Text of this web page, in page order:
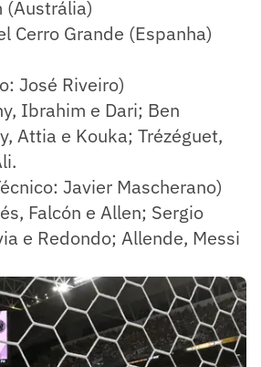
(Austrália)
Cerro Grande (Espanha)
José Riveiro)
Ibrahim e Dari; Ben
Attia e Kouka; Trézéguet,
Javier Mascherano)
Falcón e Allen; Sergio
e Redondo; Allende, Messi